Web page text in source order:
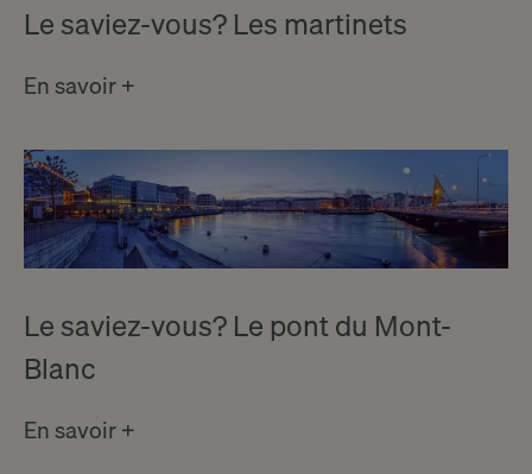
Le saviez-vous? Les martinets
En savoir +
Le saviez-vous? Le pont du Mont-
Blanc
En savoir +